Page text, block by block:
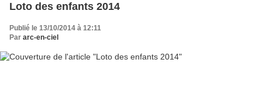
Loto des enfants 2014
Publié le 13/10/2014 à 12:11
Par arc-en-ciel